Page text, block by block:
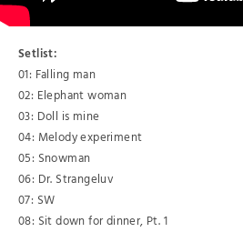
Setlist:
01: Falling man
02: Elephant woman
03: Doll is mine
04: Melody experiment
05: Snowman
06: Dr. Strangeluv
07: SW
08: Sit down for dinner, Pt. 1